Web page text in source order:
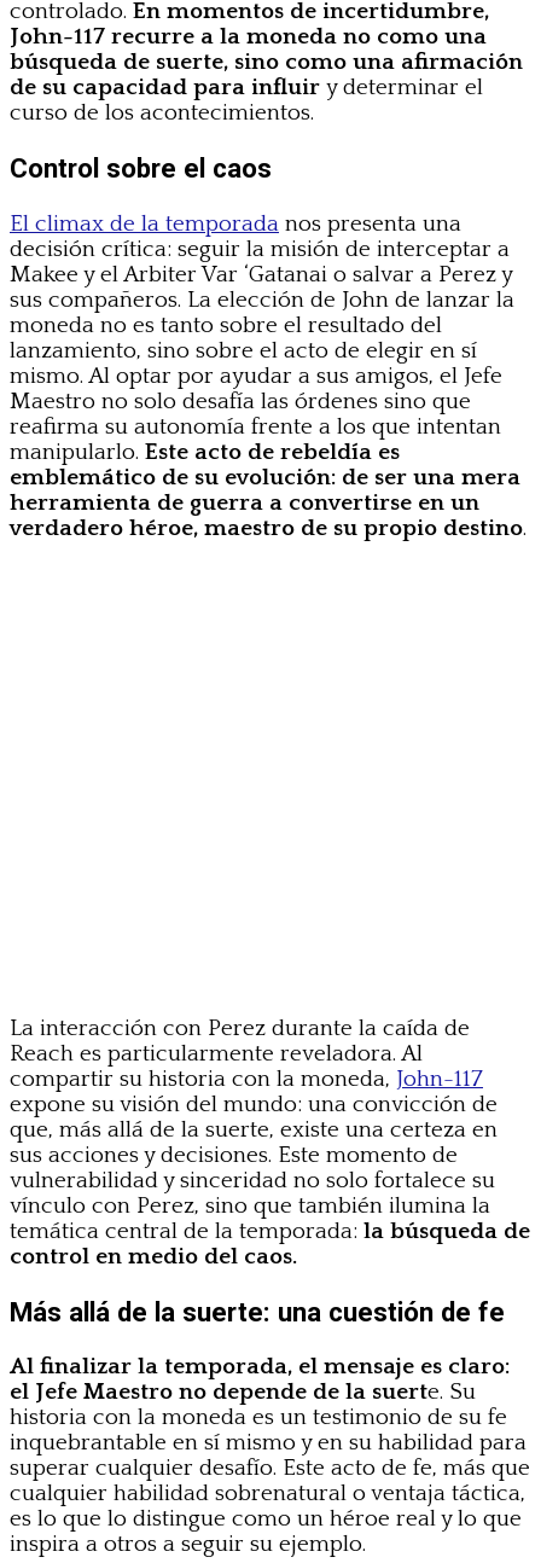
controlado. En momentos de incertidumbre,
John-117 recurre a la moneda no como una
búsqueda de suerte, sino como una afirmación
de su capacidad para influir y determinar el
curso de los acontecimientos.
Control sobre el caos
El climax de la temporada nos presenta una
decisión crítica: seguir la misión de interceptar a
Makee y el Arbiter Var ‘Gatanai o salvar a Perez y
sus compañeros. La elección de John de lanzar la
moneda no es tanto sobre el resultado del
lanzamiento, sino sobre el acto de elegir en sí
mismo. Al optar por ayudar a sus amigos, el Jefe
Maestro no solo desafía las órdenes sino que
reafirma su autonomía frente a los que intentan
manipularlo. Este acto de rebeldía es
emblemático de su evolución: de ser una mera
herramienta de guerra a convertirse en un
verdadero héroe, maestro de su propio destino.
La interacción con Perez durante la caída de
Reach es particularmente reveladora. Al
compartir su historia con la moneda, John-117
expone su visión del mundo: una convicción de
que, más allá de la suerte, existe una certeza en
sus acciones y decisiones. Este momento de
vulnerabilidad y sinceridad no solo fortalece su
vínculo con Perez, sino que también ilumina la
temática central de la temporada: la búsqueda de
control en medio del caos.
Más allá de la suerte: una cuestión de fe
Al finalizar la temporada, el mensaje es claro:
el Jefe Maestro no depende de la suerte. Su
historia con la moneda es un testimonio de su fe
inquebrantable en sí mismo y en su habilidad para
superar cualquier desafío. Este acto de fe, más que
cualquier habilidad sobrenatural o ventaja táctica,
es lo que lo distingue como un héroe real y lo que
inspira a otros a seguir su ejemplo.